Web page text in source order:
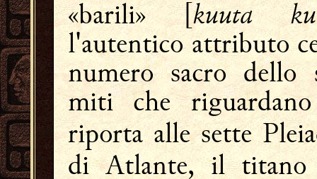
«barili» [kuuta
l'autentico attributo
numero sacro dello
miti che
riporta alle sette
di Atlante, il titano